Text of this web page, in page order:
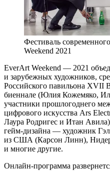
Фестиваль
Weekend 2021
EverArt Weekend — 2021
и зарубежных художников,
Российского павильона XVII
биеннале (Юлия Кожемяко,
участники прошлогоднего
цифрового искусства Ars
Лаура Родригес и Итан
гейм-дизайна — художник
из США (Карсон Линн),
и многие другие.
Онлайн-программа